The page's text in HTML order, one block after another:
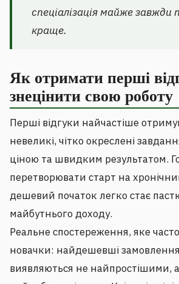
спеціалізація майже завжди
краще.
Як отримати перші
знецінити свою роботу
Перші відгуки найчастіше
невеликі, чітко окреслені
ціною та швидким результатом.
перетворювати старт на
дешевий початок легко стає
майбутнього доходу.
Реальне спостереження, яке
новачки: найдешевші
виявляються не найпростішими, а